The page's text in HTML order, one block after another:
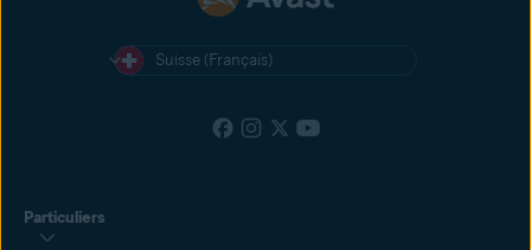
Suisse (Français)
Particuliers